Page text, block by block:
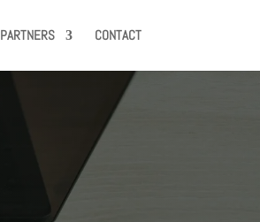
PARTNERS CONTACT